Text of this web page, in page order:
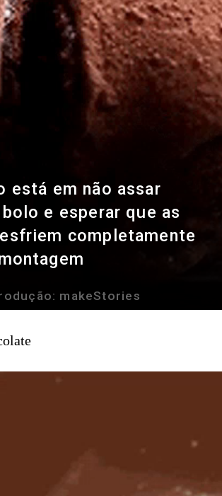
está em não assar
e esperar que as
completamente
makeStories